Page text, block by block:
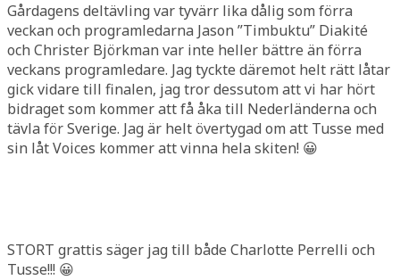
Gårdagens deltävling var tyvärr lika dålig som förra
veckan och programledarna Jason ”Timbuktu” Diakité
och Christer Björkman var inte heller bättre än förra
veckans programledare. Jag tyckte däremot helt rätt låtar
gick vidare till finalen, jag tror dessutom att vi har hört
bidraget som kommer att få åka till Nederländerna och
tävla för Sverige. Jag är helt övertygad om att Tusse med
sin låt Voices kommer att vinna hela skiten! 😀
STORT grattis säger jag till både Charlotte Perrelli och
Tusse!!! 😀